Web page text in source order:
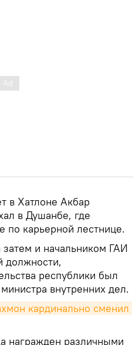
в Хатлоне Акбар
в Душанбе, где
карьерной лестнице.
и начальником ГАИ
должности,
республики был
внутренних дел.
кардинально сменил
награжден различными